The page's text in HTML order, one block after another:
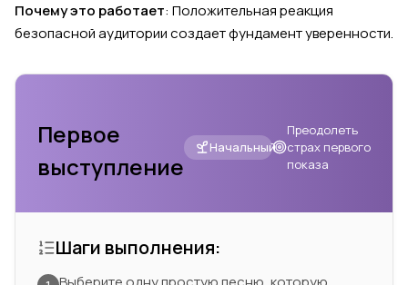
Почему это работает: Положительная реакция
безопасной аудитории создает фундамент уверенности.
Первое
выступление
Начальный
Преодолеть
страх первого
показа
Шаги выполнения: